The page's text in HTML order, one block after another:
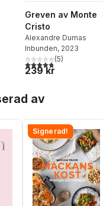
antal röster:
Greven av Monte
Cristo
Alexandre Dumas
Inbunden, 2023
4,8utav 5 stjärnor.
(5)
239 kr
av
Signerad!